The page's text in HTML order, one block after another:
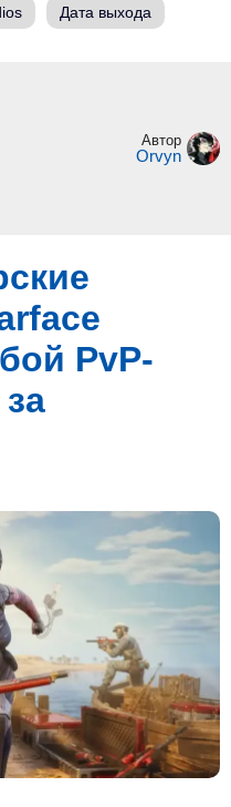
Дата выхода
Автор
Orvyn
PvP-